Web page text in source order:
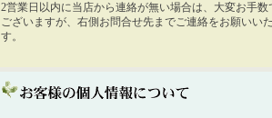
2営業日以内に当店から連絡が無い場合は、大変お手数
ございますが、右側お問合せ先までご連絡をお願いい
す。